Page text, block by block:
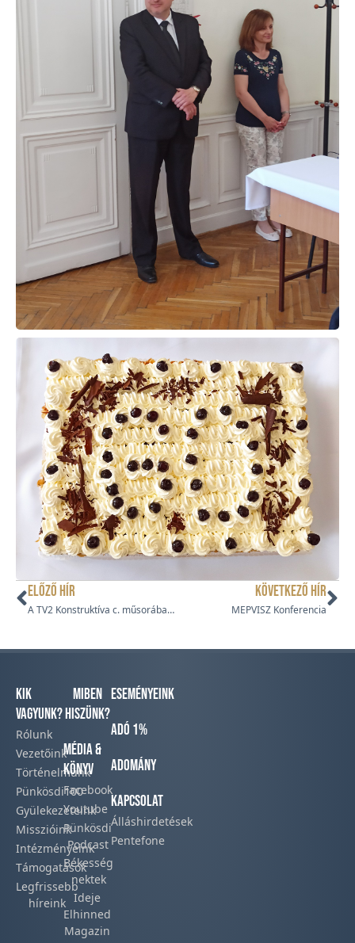
ELŐZŐ HÍR
A TV2 Konstruktíva c. műsorában a kaposvári Ruhagyár Lakópark
KÖVETKEZŐ HÍR
MEPVISZ Konferencia
Kik
vagyunk?
Rólunk
Vezetőink
Történelmünk​
Pünkösdi100
Gyülekezeteink​
Misszióink​
Intézményeink
Támogatások
Legfrissebb
híreink​
Miben
hiszünk?
Média &
Könyv
Facebook​
Youtube
Pünkösdi
Podcast​
Békesség
nektek
Ideje
Elhinned
Magazin
Eseményeink
Adó 1%
Adomány
Kapcsolat
Álláshirdetések
Pentefone